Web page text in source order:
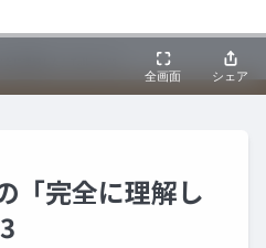
「完全に理解し